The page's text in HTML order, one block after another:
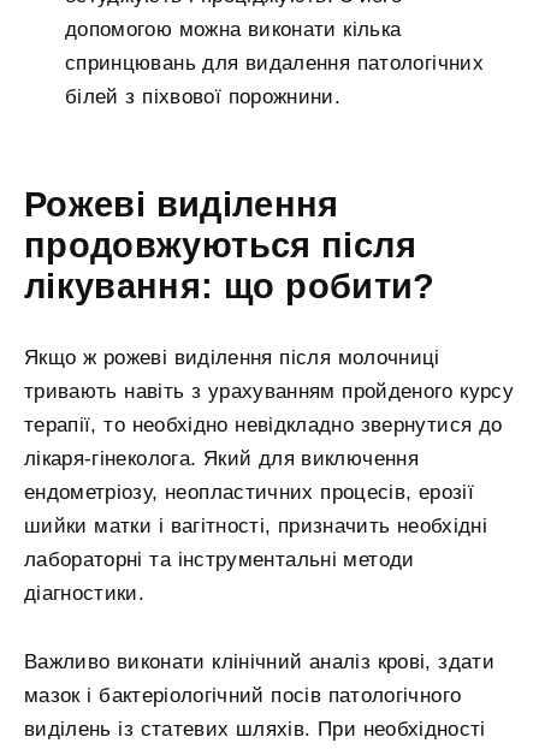
допомогою можна виконати кілька
спринцювань для видалення патологічних
білей з піхвової порожнини.
Рожеві виділення
продовжуються після
лікування: що робити?
Якщо ж рожеві виділення після молочниці
тривають навіть з урахуванням пройденого курсу
терапії, то необхідно невідкладно звернутися до
лікаря-гінеколога. Який для виключення
ендометріозу, неопластичних процесів, ерозії
шийки матки і вагітності, призначить необхідні
лабораторні та інструментальні методи
діагностики.
Важливо виконати клінічний аналіз крові, здати
мазок і бактеріологічний посів патологічного
виділень із статевих шляхів. При необхідності